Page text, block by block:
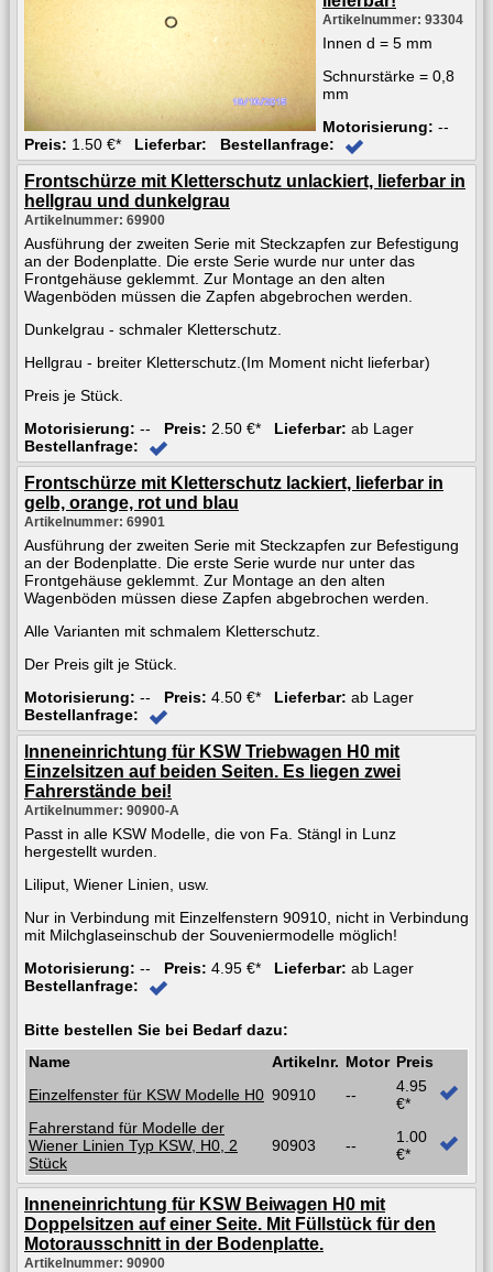
Artikelnummer: 93304
Innen d = 5 mm
Schnurstärke = 0,8
mm
Motorisierung: --
Preis: 1.50 €* Lieferbar: Bestellanfrage:
Frontschürze mit Kletterschutz unlackiert, lieferbar in
hellgrau und dunkelgrau
Artikelnummer: 69900
Ausführung der zweiten Serie mit Steckzapfen zur Befestigung
an der Bodenplatte. Die erste Serie wurde nur unter das
Frontgehäuse geklemmt. Zur Montage an den alten
Wagenböden müssen die Zapfen abgebrochen werden.
Dunkelgrau - schmaler Kletterschutz.
Hellgrau - breiter Kletterschutz.(Im Moment nicht lieferbar)
Preis je Stück.
Motorisierung: -- Preis: 2.50 €* Lieferbar: ab Lager
Bestellanfrage:
Frontschürze mit Kletterschutz lackiert, lieferbar in
gelb, orange, rot und blau
Artikelnummer: 69901
Ausführung der zweiten Serie mit Steckzapfen zur Befestigung
an der Bodenplatte. Die erste Serie wurde nur unter das
Frontgehäuse geklemmt. Zur Montage an den alten
Wagenböden müssen diese Zapfen abgebrochen werden.
Alle Varianten mit schmalem Kletterschutz.
Der Preis gilt je Stück.
Motorisierung: -- Preis: 4.50 €* Lieferbar: ab Lager
Bestellanfrage:
Inneneinrichtung für KSW Triebwagen H0 mit
Einzelsitzen auf beiden Seiten. Es liegen zwei
Fahrerstände bei!
Artikelnummer: 90900-A
Passt in alle KSW Modelle, die von Fa. Stängl in Lunz
hergestellt wurden.
Liliput, Wiener Linien, usw.
Nur in Verbindung mit Einzelfenstern 90910, nicht in Verbindung
mit Milchglaseinschub der Souveniermodelle möglich!
Motorisierung: -- Preis: 4.95 €* Lieferbar: ab Lager
Bestellanfrage:
Bitte bestellen Sie bei Bedarf dazu:
Name
Artikelnr. Motor Preis
Einzelfenster für KSW Modelle H0 90910 --
4.95
€*
Fahrerstand für Modelle der
Wiener Linien Typ KSW, H0, 2
Stück
90903 --
1.00
€*
Inneneinrichtung für KSW Beiwagen H0 mit
Doppelsitzen auf einer Seite. Mit Füllstück für den
Motorausschnitt in der Bodenplatte.
Artikelnummer: 90900